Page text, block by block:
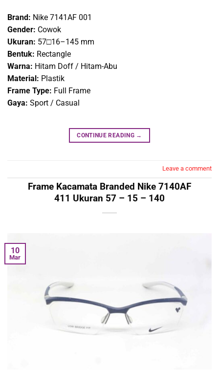
Brand: Nike 7141AF 001
Gender: Cowok
Ukuran: 57□16–145 mm
Bentuk: Rectangle
Warna: Hitam Doff / Hitam-Abu
Material: Plastik
Frame Type: Full Frame
Gaya: Sport / Casual
CONTINUE READING →
Leave a comment
Frame Kacamata Branded Nike 7140AF
411 Ukuran 57 – 15 – 140
10
Mar